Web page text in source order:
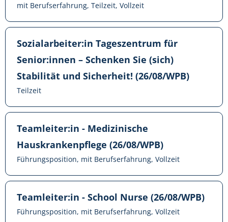
mit Berufserfahrung, Teilzeit, Vollzeit
Sozialarbeiter:in Tageszentrum für
Senior:innen – Schenken Sie (sich)
Stabilität und Sicherheit! (26/08/WPB)
Teilzeit
Teamleiter:in - Medizinische
Hauskrankenpflege (26/08/WPB)
Führungsposition, mit Berufserfahrung, Vollzeit
Teamleiter:in - School Nurse (26/08/WPB)
Führungsposition, mit Berufserfahrung, Vollzeit